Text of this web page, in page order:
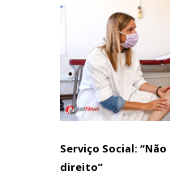
Serviço Social:
direito”